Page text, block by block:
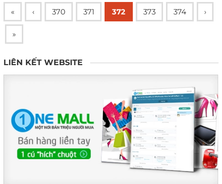
« ‹ 370 371 372 373 374 ›
»
LIÊN KẾT WEBSITE